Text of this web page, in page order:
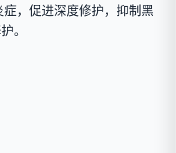
，促进深度修护，抑制黑
。